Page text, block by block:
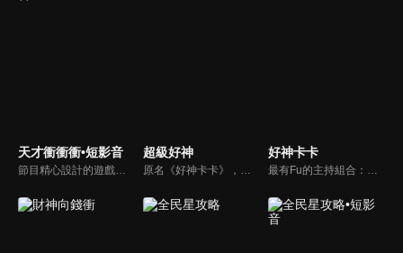
天才衝衝衝•短影音 超級好神 好神卡卡